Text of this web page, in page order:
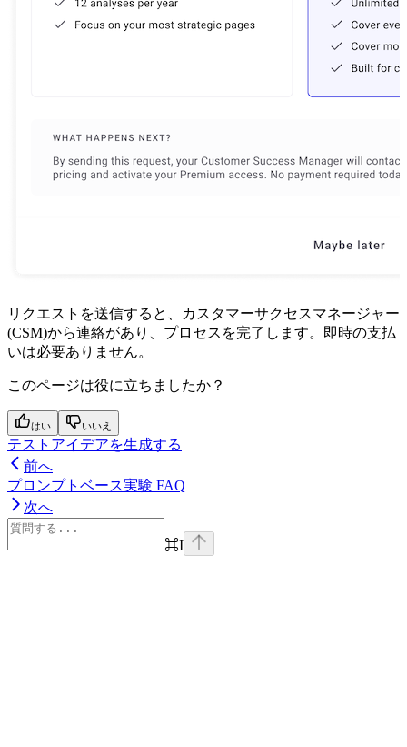
リクエストを送信すると、カスタマーサクセスマネージャー
(CSM)から連絡があり、プロセスを完了します。即時の支払
いは必要ありません。
このページは役に立ちましたか？
はい いいえ
テストアイデアを生成する
前へ
プロンプトベース実験 FAQ
次へ
⌘I